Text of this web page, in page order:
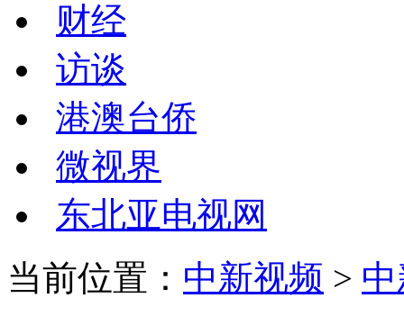
财经
访谈
港澳台侨
微视界
东北亚电视网
当前位置： 中新视频 >